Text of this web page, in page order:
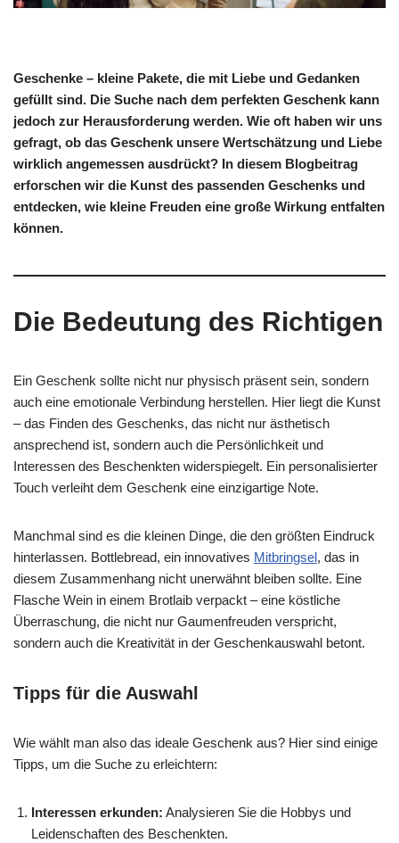
Geschenke – kleine Pakete, die mit Liebe und Gedanken
gefüllt sind. Die Suche nach dem perfekten Geschenk kann
jedoch zur Herausforderung werden. Wie oft haben wir uns
gefragt, ob das Geschenk unsere Wertschätzung und Liebe
wirklich angemessen ausdrückt? In diesem Blogbeitrag
erforschen wir die Kunst des passenden Geschenks und
entdecken, wie kleine Freuden eine große Wirkung entfalten
können.
Die Bedeutung des Richtigen
Ein Geschenk sollte nicht nur physisch präsent sein, sondern
auch eine emotionale Verbindung herstellen. Hier liegt die Kunst
– das Finden des Geschenks, das nicht nur ästhetisch
ansprechend ist, sondern auch die Persönlichkeit und
Interessen des Beschenkten widerspiegelt. Ein personalisierter
Touch verleiht dem Geschenk eine einzigartige Note.
Manchmal sind es die kleinen Dinge, die den größten Eindruck
hinterlassen. Bottlebread, ein innovatives Mitbringsel, das in
diesem Zusammenhang nicht unerwähnt bleiben sollte. Eine
Flasche Wein in einem Brotlaib verpackt – eine köstliche
Überraschung, die nicht nur Gaumenfreuden verspricht,
sondern auch die Kreativität in der Geschenkauswahl betont.
Tipps für die Auswahl
Wie wählt man also das ideale Geschenk aus? Hier sind einige
Tipps, um die Suche zu erleichtern:
Interessen erkunden: Analysieren Sie die Hobbys und
Leidenschaften des Beschenkten.